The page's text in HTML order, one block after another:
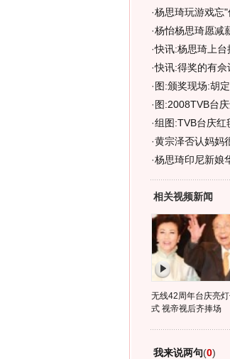
·杨思琦玩游戏忘
·杨怡杨思琦愿减
·快讯:杨思琦上
·快讯:得奖的有佘
· 图:颁奖现场:胡
· 图:2008TVB台
·组图:TVB台庆红
·黄宗泽否认妈妈
·杨思琦印尼新娘
相关视频新闻
无线42周年台庆亮
式 视帝视后齐捧场
我来说两句(0)